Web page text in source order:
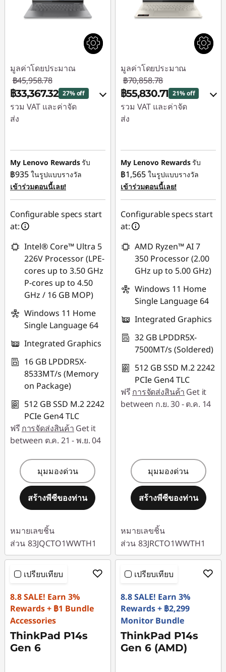
มูลค่าโดยประมาณ
฿45,958.78
฿33,367.32 27% off
รวม VAT และค่าจัด
ส่ง
฿11,446.78
หรือ
การประหยัด
eCoupon :-
฿12,591.46
*Savings cannot be
ใช้ eCoupon :
MIDNIGHT
My Lenovo Rewardsรับ
฿935 ในรูปแบบรางวัล
เข้าร่วมตอนนี้เลย!
Configurable specs start
at:
Intel® Core™ Ultra 5
226V Processor (LPE-
cores up to 3.50 GHz
P-cores up to 4.50
GHz / 16 GB MOP)
Windows 11 Home
Single Language 64
Integrated Graphics
16 GB LPDDR5X-
8533MT/s (Memory
on Package)
512 GB SSD M.2 2242
PCIe Gen4 TLC
ฟรี การจัดส่งสินค้า Get it
between ต.ค. 21 - พ.ย. 04
มุมมองด่วน
สร้างพีซีของท่าน
หมายเลขชิ้น
ส่วน 83JQCTO1WWTH1
มูลค่าโดยประมาณ
฿70,858.78
฿55,830.71 21% off
รวม VAT และค่าจัด
ส่ง
฿11,763.19
หรือ
การประหยัด
eCoupon :-
฿15,028.07
*Savings cannot be
ใช้ eCoupon :
MIDNIGHT
My Lenovo Rewardsรับ
฿1,565 ในรูปแบบรางวัล
เข้าร่วมตอนนี้เลย!
Configurable specs start
at:
AMD Ryzen™ AI 7
350 Processor (2.00
GHz up to 5.00 GHz)
Windows 11 Home
Single Language 64
Integrated Graphics
32 GB LPDDR5X-
7500MT/s (Soldered)
512 GB SSD M.2 2242
PCIe Gen4 TLC
ฟรี การจัดส่งสินค้า Get it
between ก.ย. 30 - ต.ค. 14
มุมมองด่วน
สร้างพีซีของท่าน
หมายเลขชิ้น
ส่วน 83JRCTO1WWTH1
เปรียบเทียบ
8.8 SALE! Earn 3%
Rewards + ฿1 Bundle
Accessories
ThinkPad P14s
Gen 6
เปรียบเทียบ
8.8 SALE! Earn 3%
Rewards + ฿2,299
Monitor Bundle
ThinkPad P14s
Gen 6 (AMD)